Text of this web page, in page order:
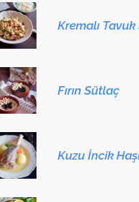
Kremalı Tavuk
Fırın Sütlaç
Kuzu İncik